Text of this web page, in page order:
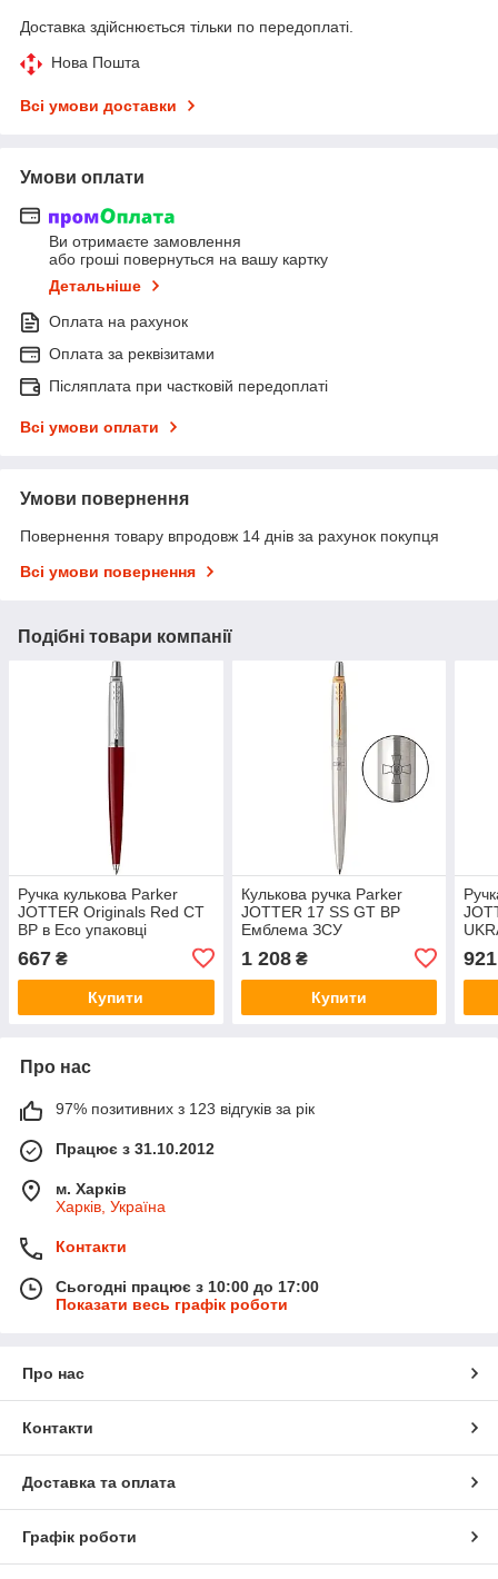
Доставка здійснюється тільки по передоплаті.
Нова Пошта
Всі умови доставки
Умови оплати
Ви отримаєте замовлення
або гроші повернуться на вашу картку
Детальніше
Оплата на рахунок
Оплата за реквізитами
Післяплата при частковій передоплаті
Всі умови оплати
Умови повернення
Повернення товару впродовж 14 днів за рахунок покупця
Всі умови повернення
Подібні товари компанії
Ручка кулькова Parker
JOTTER Originals Red CT
BP в Eco упаковці
667 ₴
Купити
Кулькова ручка Parker
JOTTER 17 SS GT BP
Емблема ЗСУ
1 208₴
Купити
921
Про нас
97% позитивних з 123 відгуків за рік
Працює з 31.10.2012
м. Харків
Харків, Україна
Контакти
Сьогодні працює з 10:00 до 17:00
Показати весь графік роботи
Про нас
Контакти
Доставка та оплата
Графік роботи